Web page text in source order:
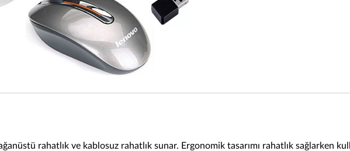
rahatlık ve kablosuz rahatlık sunar. Ergonomik tasarımı rahatlık sağlarken